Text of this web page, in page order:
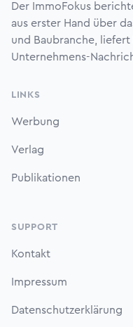
Der ImmoFokus
aus erster Hand über
und Baubranche,
Unternehmens-
LINKS
Werbung
Verlag
Publikationen
SUPPORT
Kontakt
Impressum
Datenschutzerklärung